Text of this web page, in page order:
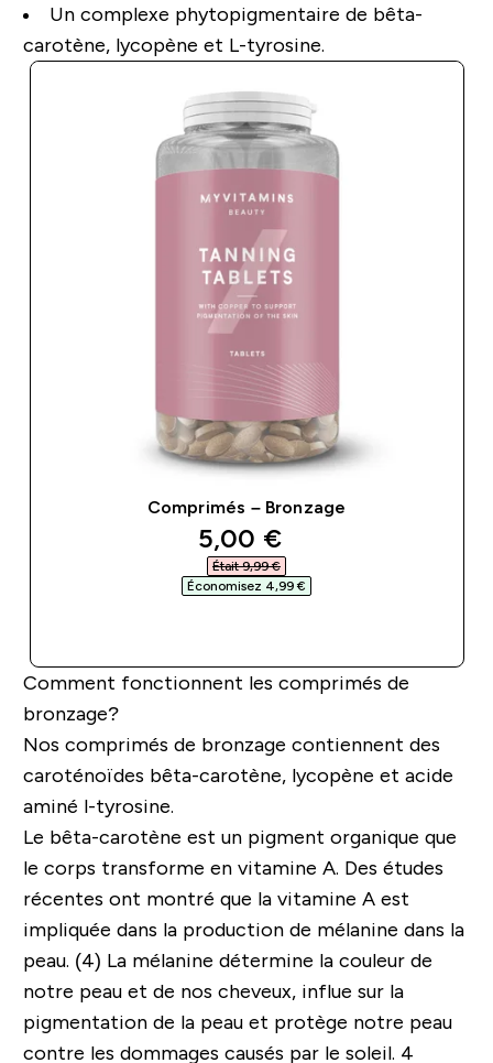
Un complexe phytopigmentaire de bêta-
carotène, lycopène et L-tyrosine.
Comprimés – Bronzage
discounted price
5,00 €‎
Était 9,99 €‎
Économisez 4,99 €‎
Comment fonctionnent les comprimés de
bronzage?
Nos comprimés de bronzage contiennent des
caroténoïdes bêta-carotène, lycopène et acide
aminé l-tyrosine.
Le bêta-carotène est un pigment organique que
le corps transforme en vitamine A. Des études
récentes ont montré que la vitamine A est
impliquée dans la production de mélanine dans la
peau. (4) La mélanine détermine la couleur de
notre peau et de nos cheveux, influe sur la
pigmentation de la peau et protège notre peau
contre les dommages causés par le soleil. 4